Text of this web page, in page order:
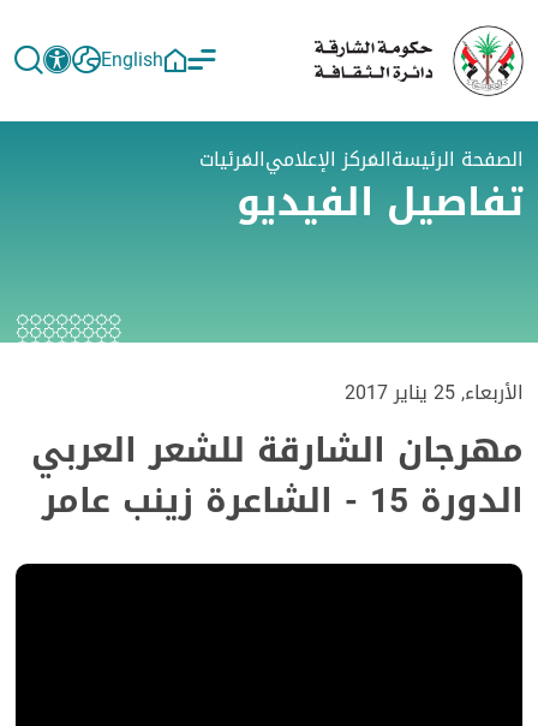
English
الصفحة الرئيسةالمركز الإعلاميالمرئيات
تفاصيل الفيديو
الأربعاء, 25 يناير 2017
مهرجان الشارقة للشعر العربي
الدورة 15 - الشاعرة زينب عامر